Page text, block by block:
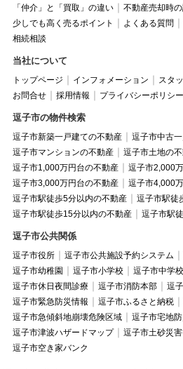
「仲介」と「買取」の違い
不動産売却時
少しでも高く売るポイント
よくある質問
相続相談
当社について
トップページ インフォメーション スタ
お問合せ
採用情報 プライバシーポリシー
逗子市の物件検索
逗子市新築一戸建ての不動産
逗子市中古
逗子市マンションの不動産
逗子市土地の
逗子市1,000万円台の不動産
逗子市2,000
逗子市3,000万円台の不動産
逗子市4,000
逗子市駅徒歩5分以内の不動産
逗子市駅徒
逗子市駅徒歩15分以内の不動産
逗子市駅
逗子市公共関係
逗子市役所 逗子市公共施設予約システム
逗子市幼稚園
逗子市小学校 逗子市中学校
逗子市休日夜間診療
逗子市消防本部
逗
逗子市緊急防災情報
逗子市ふるさと納税
逗子市急傾斜地崩壊危険区域
逗子市宅地
逗子市津波ハザードマップ
逗子市土砂災
逗子市空き家バンク